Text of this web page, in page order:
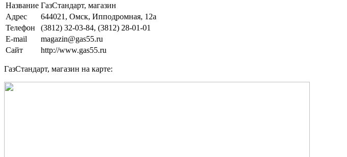
Название ГазСтандарт, магазин
Адрес
644021, Омск, Ипподромная, 12а
Телефон
(3812) 32-03-84, (3812) 28-01-01
E-mail
magazin@gas55.ru
Сайт
http://www.gas55.ru
ГазСтандарт, магазин на карте: